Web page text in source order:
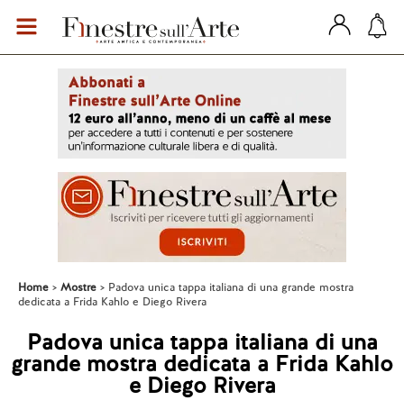
Home Mostre
Padova unica tappa italiana di una grande mostra
dedicata a Frida Kahlo e Diego Rivera
Padova unica tappa italiana di una
grande mostra dedicata a Frida Kahlo
e Diego Rivera